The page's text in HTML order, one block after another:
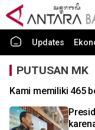
Updates
PUTUSAN MK
Kami memiliki 465